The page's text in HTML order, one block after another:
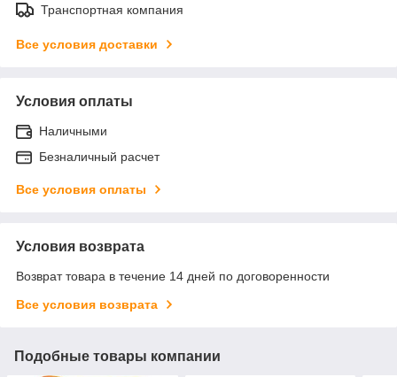
Транспортная компания
Все условия доставки
Условия оплаты
Наличными
Безналичный расчет
Все условия оплаты
Условия возврата
Возврат товара в течение 14 дней по договоренности
Все условия возврата
Подобные товары компании